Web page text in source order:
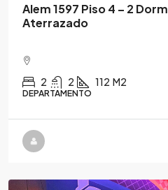
Alem 1597 Piso 4 – 2
Aterrazado
2 2 112 M2
DEPARTAMENTO